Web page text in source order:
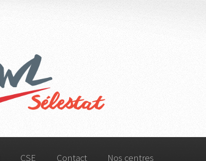
CSE Contact Nos centres